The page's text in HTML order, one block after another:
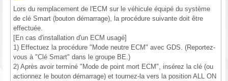
Lors du remplacement de l'ECM sur le véhicule équipé du système
de clé Smart (bouton démarrage), la procédure suivante doit être
effectuée.
[En cas d'installation d'un ECM usagé]
1) Effectuez la procédure "Mode neutre ECM" avec GDS. (Reportez-
vous à "Clé Smart" dans le groupe BE.)
2) Après avoir terminé "Mode de point mort ECM", insérez la clé (ou
actionnez le bouton démarrage) et tournez-la vers la position ALL ON